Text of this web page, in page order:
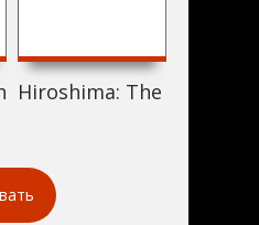
Bombing of Nagasaki
Hiroshima: The